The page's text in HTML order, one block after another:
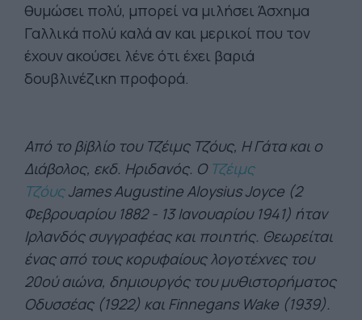
θυμώσει πολύ, μπορεί να μιλήσει Άσχημα
Γαλλικά πολύ καλά αν και μερικοί που τον
έχουν ακούσει λένε ότι έχει βαριά
δουβλινέζικη προφορά.
Από το βiβλίο του Τζέιμς Τζόυς, Η Γάτα και ο
Διάβολος, εκδ. Ηριδανός. Ο Τζέιμς
ΤζόυςJames Augustine Aloysius Joyce (2
Φεβρουαρίου 1882 - 13 Ιανουαρίου 1941) ήταν
Ιρλανδός συγγραφέας και ποιητής. Θεωρείται
ένας από τους κορυφαίους λογοτέχνες του
20ού αιώνα, δημιουργός του μυθιστορήματος
Οδυσσέας (1922) και Finnegans Wake (1939).